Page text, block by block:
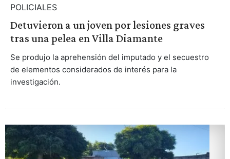
POLICIALES
Detuvieron a un joven por lesiones graves
tras una pelea en Villa Diamante
Se produjo la aprehensión del imputado y el secuestro
de elementos considerados de interés para la
investigación.